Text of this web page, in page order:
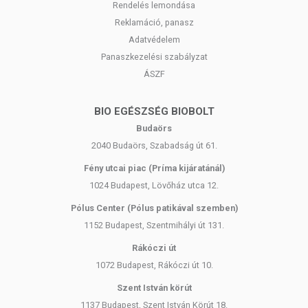
olajtartalom jelentős részét. Az eredeti olajtartalom
mindössze 20%-a marad az így nyert szezámmaglisztben.
Az így előállított szezámmagliszt ásványianyag-, fehérje- és
rosttartalma közel kétszerese a sima őrölt maghoz képest.
Allergén-mentes tápióka keményítő:
keményítő más keményítőktől eltérően nyomokban sem
tartalmaz prolamint, lektint, szaponint (és természetesen
és GI-je önmagában magas, a tésztához csak kis
mennyiségben használjuk, és a szezámmagliszt fitátsav-
tartalmával megfelelően kombináljuk, ami csökkenti a
szénhidráttartalma, glikémiás indexe és telítettsége
Mélyalmos friss tyúktojás:
A Paleolit szezámos száraztészta kizárólag mélyalmos,
tészta előállításához minden alkalommal frissen, kézzel
Rendelés lemondása
Reklamáció, panasz
Adatvédelem
Panaszkezelési szabályzat
ÁSZF
BIO EGÉSZSÉG BIOBOLT
Budaörs
2040 Budaörs, Szabadság út 61.
Fény utcai piac (Príma kijáratánál)
1024 Budapest, Lövőház utca 12.
Pólus Center (Pólus patikával szemben)
1152 Budapest, Szentmihályi út 131.
Rákóczi út
1072 Budapest, Rákóczi út 10.
Szent István körút
1137 Budapest, Szent István Körút 18.